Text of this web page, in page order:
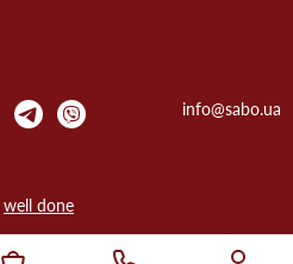
info@sabo.ua
well done